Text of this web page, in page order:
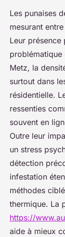
Les punaises
mesurant
Leur présence
Metz, la
surtout dans
résidentielle.
ressenties
souvent en
Outre leur
un stress
détection
infestation
méthodes
thermique. La
https://
aide à mieux